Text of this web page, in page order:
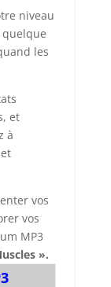
niveau
les
et
à
vos
vos
MP3
».